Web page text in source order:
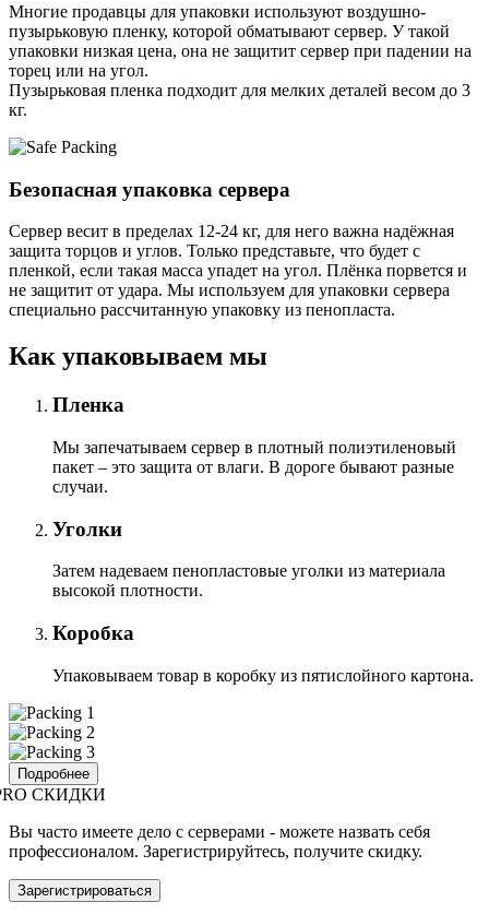
Многие продавцы для упаковки используют воздушно-
пузырьковую пленку, которой обматывают сервер. У такой
упаковки низкая цена, она не защитит сервер при падении на
торец или на угол.
Пузырьковая пленка подходит для мелких деталей весом до 3
кг.
Безопасная упаковка сервера
Сервер весит в пределах 12-24 кг, для него важна надёжная
защита торцов и углов. Только представьте, что будет с
пленкой, если такая масса упадет на угол. Плёнка порвется и
не защитит от удара. Мы используем для упаковки сервера
специально расcчитанную упаковку из пенопласта.
Как упаковываем мы
Пленка
Мы запечатываем сервер в плотный полиэтиленовый
пакет – это защита от влаги. В дороге бывают разные
случаи.
Уголки
Затем надеваем пенопластовые уголки из материала
высокой плотности.
Коробка
Упаковываем товар в коробку из пятислойного картона.
Подробнее
СКИДКИ
Вы часто имеете дело с серверами - можете назвать себя
профессионалом. Зарегистрируйтесь, получите скидку.
Зарегистрироваться